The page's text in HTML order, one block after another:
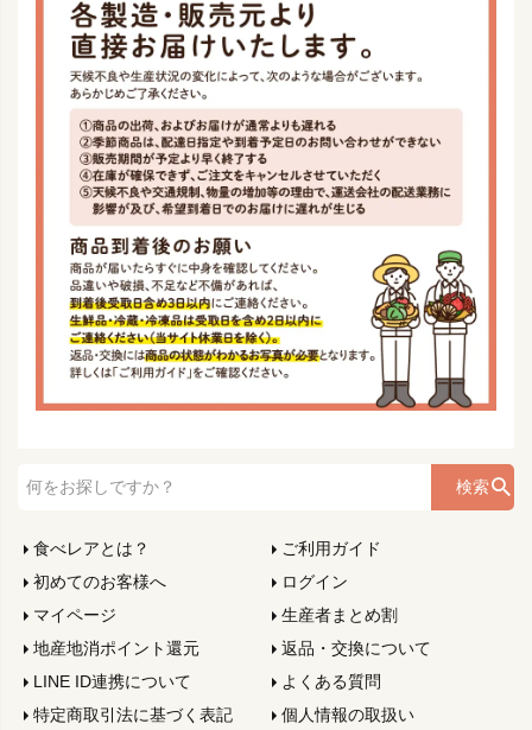
検索
食べレアとは？
ご利用ガイド
初めてのお客様へ
ログイン
マイページ
生産者まとめ割
地産地消ポイント還元
返品・交換について
LINE ID連携について
よくある質問
特定商取引法に基づく表記
個人情報の取扱い